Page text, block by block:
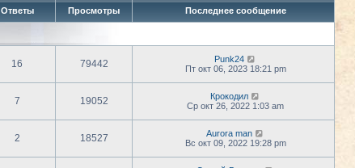
Ответы Просмотры Последнее сообщение
16 79442
Punk24
Пт окт 06, 2023 18:21 pm
7 19052
Крокодил
Ср окт 26, 2022 1:03 am
2 18527
Aurora man
Вс окт 09, 2022 19:28 pm